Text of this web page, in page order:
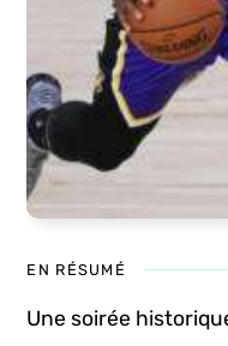
EN RÉSUMÉ
Une soirée